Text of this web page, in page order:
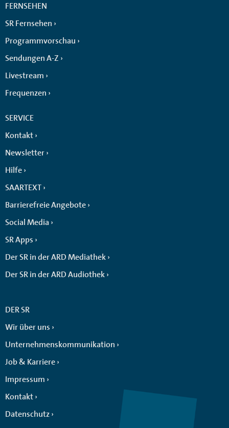
FERNSEHEN
SR Fernsehen
Programmvorschau
Sendungen A-Z
Livestream
Frequenzen
SERVICE
Kontakt
Newsletter
Hilfe
SAARTEXT
Barrierefreie Angebote
Social Media
SR Apps
Der SR in der ARD Mediathek
Der SR in der ARD Audiothek
DER SR
Wir über uns
Unternehmenskommunikation
Job & Karriere
Impressum
Kontakt
Datenschutz